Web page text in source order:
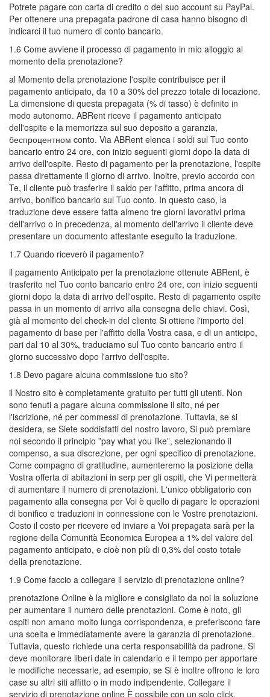
Potrete pagare con carta di credito o del suo account su PayPal.
Per ottenere una prepagata padrone di casa hanno bisogno di
indicarci il tuo numero di conto bancario.
1.6 Come avviene il processo di pagamento in mio alloggio al
momento della prenotazione?
al Momento della prenotazione l'ospite contribuisce per il
pagamento anticipato, da 10 a 30% del prezzo totale di locazione.
La dimensione di questa prepagata (% di tasso) è definito in
modo autonomo. ABRent riceve il pagamento anticipato
dell'ospite e la memorizza sul suo deposito a garanzia,
беспроцентном conto. Via ABRent elenca i soldi sul Tuo conto
bancario entro 24 ore, con inizio seguenti giorni dopo la data di
arrivo dell'ospite. Resto di pagamento per la prenotazione, l'ospite
passa direttamente il giorno di arrivo. Inoltre, previo accordo con
Te, il cliente può trasferire il saldo per l'affitto, prima ancora di
arrivo, bonifico bancario sul Tuo conto. In questo caso, la
traduzione deve essere fatta almeno tre giorni lavorativi prima
dell'arrivo o in precedenza, al momento dell'arrivo il cliente deve
presentare un documento attestante eseguito la traduzione.
1.7 Quando riceverò il pagamento?
il pagamento Anticipato per la prenotazione ottenute ABRent, è
trasferito nel Tuo conto bancario entro 24 ore, con inizio seguenti
giorni dopo la data di arrivo dell'ospite. Resto di pagamento ospite
passa in un momento di arrivo alla consegna delle chiavi. Così,
già al momento del check-in del cliente Si ottiene l'importo del
pagamento di base per l'affitto della Vostra casa, e di un anticipo,
pari dal 10 al 30%, traduciamo sul Tuo conto bancario entro il
giorno successivo dopo l'arrivo dell'ospite.
1.8 Devo pagare alcuna commissione tuo sito?
il Nostro sito è completamente gratuito per tutti gli utenti. Non
sono tenuti a pagare alcuna commissione il sito, né per
l'iscrizione, né per commessi di prenotazione. Tuttavia, se si
desidera, se Siete soddisfatti del nostro lavoro, Si può premiare
noi secondo il principio ”pay what you like”, selezionando il
compenso, a sua discrezione, per ogni specifico di prenotazione.
Come compagno di gratitudine, aumenteremo la posizione della
Vostra offerta di abitazioni in serp per gli ospiti, che Vi permetterà
di aumentare il numero di prenotazioni. L'unico obbligatorio con
pagamento alla consegna per Voi è quello di pagare le operazioni
di bonifico e traduzioni in connessione con le Vostre prenotazioni.
Costo il costo per ricevere ed inviare a Voi prepagata sarà per la
regione della Comunità Economica Europea a 1% del valore del
pagamento anticipato, e cioè non più di 0,3% del costo totale
della prenotazione.
1.9 Come faccio a collegare il servizio di prenotazione online?
prenotazione Online è la migliore e consigliato da noi la soluzione
per aumentare il numero delle prenotazioni. Come è noto, gli
ospiti non amano molto lunga corrispondenza, e preferiscono fare
una scelta e immediatamente avere la garanzia di prenotazione.
Tuttavia, questo richiede una certa responsabilità da padrone. Si
deve monitorare liberi date in calendario e il tempo per apportare
le modifiche necessarie, ad esempio, se Si è inoltre offrono le loro
case su altri siti affitto o in modo indipendente. Collegare il
servizio di prenotazione online È possibile con un solo click,